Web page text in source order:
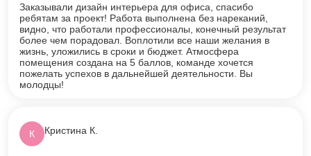
Заказывали дизайн интерьера для офиса, спасибо
ребятам за проект! Работа выполнена без нареканий,
видно, что работали профессионалы, конечный результат
более чем порадовал. Воплотили все наши желания в
жизнь, уложились в сроки и бюджет. Атмосфера
помещения создана на 5 баллов, команде хочется
пожелать успехов в дальнейшей деятельности. Вы
молодцы!
К Кристина К.